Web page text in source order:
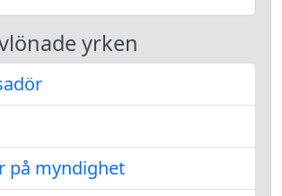
yrken
på myndighet